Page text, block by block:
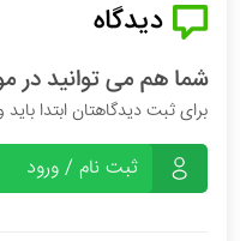
دیدگاه
شما هم می توانید در
برای ثبت دیدگاهتان ابتدا
ثبت نام / ورود